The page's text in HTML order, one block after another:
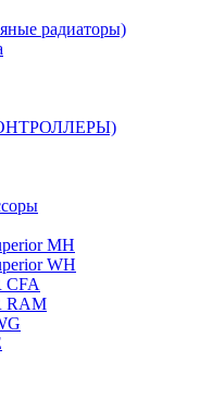
радиаторы)
MH
WH
CFA
RAM